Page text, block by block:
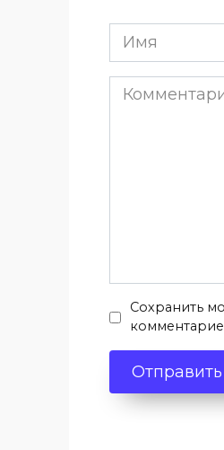
Имя
*
Комментарий
Сохранить